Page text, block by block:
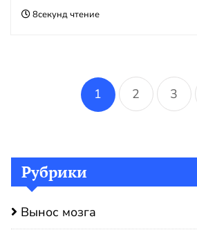
8секунд чтение
записей
1 2 3
Рубрики
Вынос мозга